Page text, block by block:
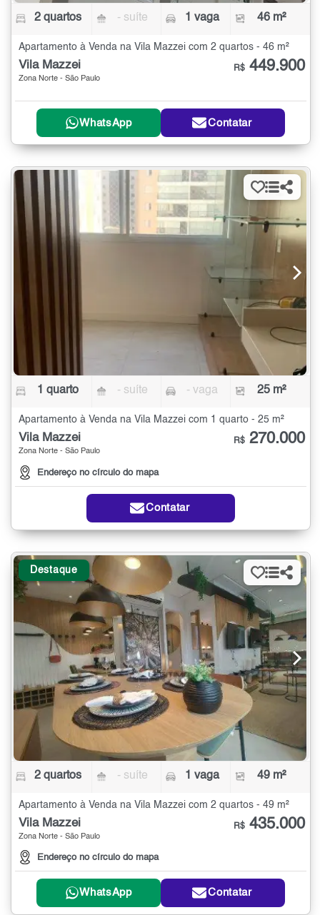
2 quartos - suíte 1 vaga 46 m²
Apartamento à Venda na Vila Mazzei com 2 quartos - 46 m²
Vila Mazzei
Zona Norte - São Paulo
R$ 449.900
WhatsApp Contatar
1 quarto - suíte - vaga 25 m²
Apartamento à Venda na Vila Mazzei com 1 quarto - 25 m²
Vila Mazzei
Zona Norte - São Paulo
Endereço no círculo do mapa
R$ 270.000
Contatar
Destaque
2 quartos - suíte 1 vaga 49 m²
Apartamento à Venda na Vila Mazzei com 2 quartos - 49 m²
Vila Mazzei
Zona Norte - São Paulo
Endereço no círculo do mapa
R$ 435.000
WhatsApp Contatar